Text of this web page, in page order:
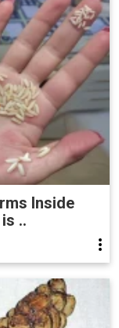
Inside
..